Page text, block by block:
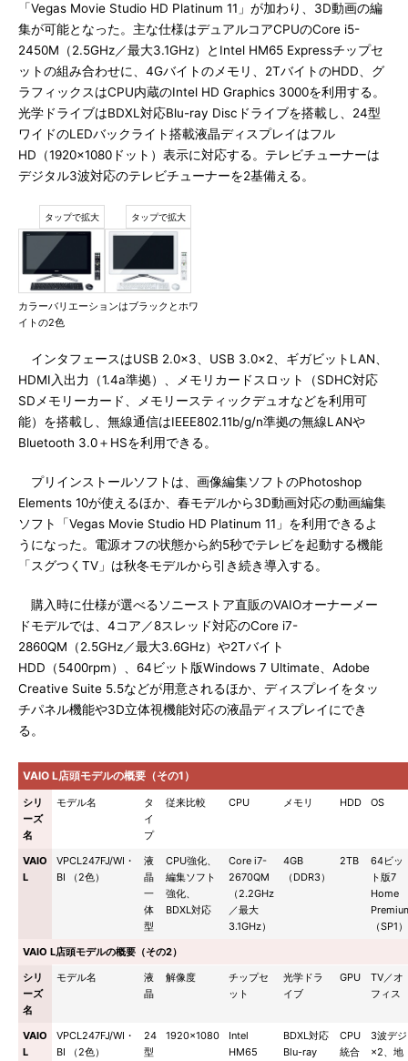
「Vegas Movie Studio HD Platinum 11」が加わり、3D動画の編
集が可能となった。主な仕様はデュアルコアCPUのCore i5-
2450M（2.5GHz／最大3.1GHz）とIntel HM65 Expressチップセ
ットの組み合わせに、4Gバイトのメモリ、2TバイトのHDD、グ
ラフィックスはCPU内蔵のIntel HD Graphics 3000を利用する。
光学ドライブはBDXL対応Blu-ray Discドライブを搭載し、24型
ワイドのLEDバックライト搭載液晶ディスプレイはフル
HD（1920×1080ドット）表示に対応する。テレビチューナーは
デジタル3波対応のテレビチューナーを2基備える。
カラーバリエーションはブラックとホワ
イトの2色
インタフェースはUSB 2.0×3、USB 3.0×2、ギガビットLAN、
HDMI入出力（1.4a準拠）、メモリカードスロット（SDHC対応
SDメモリーカード、メモリースティックデュオなどを利用可
能）を搭載し、無線通信はIEEE802.11b/g/n準拠の無線LANや
Bluetooth 3.0＋HSを利用できる。
プリインストールソフトは、画像編集ソフトのPhotoshop
Elements 10が使えるほか、春モデルから3D動画対応の動画編集
ソフト「Vegas Movie Studio HD Platinum 11」を利用できるよ
うになった。電源オフの状態から約5秒でテレビを起動する機能
「スグつくTV」は秋冬モデルから引き続き導入する。
購入時に仕様が選べるソニーストア直販のVAIOオーナーメー
ドモデルでは、4コア／8スレッド対応のCore i7-
2860QM（2.5GHz／最大3.6GHz）や2Tバイト
HDD（5400rpm）、64ビット版Windows 7 Ultimate、Adobe
Creative Suite 5.5などが用意されるほか、ディスプレイをタッ
チパネル機能や3D立体視機能対応の液晶ディスプレイにでき
る。
VAIO L店頭モデルの概要（その1）
シリ
ーズ
名
モデル名
タ
イ
プ
従来比較 CPU メモリ HDD OS
VAIO
L
VPCL247FJ/WI・
BI （2色）
液
晶
一
体
型
CPU強化、
編集ソフト
強化、
BDXL対応
Core i7-
2670QM
（2.2GHz
／最大
3.1GHz）
4GB
（DDR3）
2TB
64ビッ
ト版7
Home
（SP1）
VAIO L店頭モデルの概要（その2）
シリ
ーズ
名
モデル名
液
晶
解像度
チップセ
ット
光学ドラ
イブ
GPU
TV／オ
フィス
VAIO
L
VPCL247FJ/WI・
BI （2色）
24
型
1920×1080
Intel
HM65
BDXL対応
Blu-ray
CPU
統合
3波デジ
×2、地